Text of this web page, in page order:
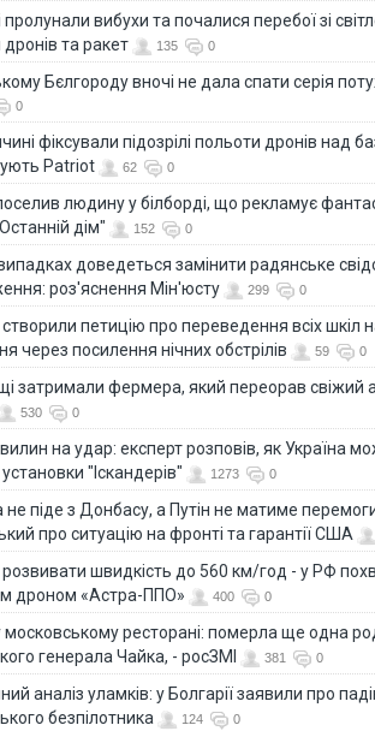
пролунали вибухи та почалися перебої зі
та ракет
135 0
Бєлгороду вночі не дала спати серія
0
фіксували підозрілі польоти дронів над
Patriot
62 0
людину у білборді, що рекламує
дім"
152 0
доведеться замінити радянське
роз'яснення Мін'юсту
299 0
створили петицію про переведення всіх шкіл
через посилення нічних обстрілів
59 0
затримали фермера, який переорав свіжий
530 0
на удар: експерт розповів, як Україна
установки "Іскандерів"
1273 0
не піде з Донбасу, а Путін не матиме
про ситуацію на фронті та гарантії США
швидкість до 560 км/год - у РФ
дроном «Астра-ППО»
400 0
московському ресторані: померла ще одна
генерала Чайка, - росЗМІ
381 0
аналіз уламків: у Болгарії заявили про
безпілотника
124 0